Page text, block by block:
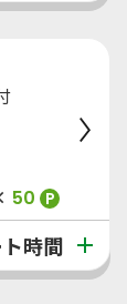
50 P
時間